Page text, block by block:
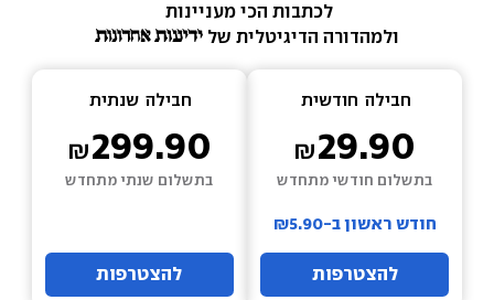
לכתבות הכי מעניינות
ולמהדורה הדיגיטלית של
חבילה חודשית
29.90
בתשלום חודשי מתחדש
חודש ראשון ב-₪5.90
להצטרפות
חבילה שנתית
299.90
בתשלום שנתי מתחדש
להצטרפות